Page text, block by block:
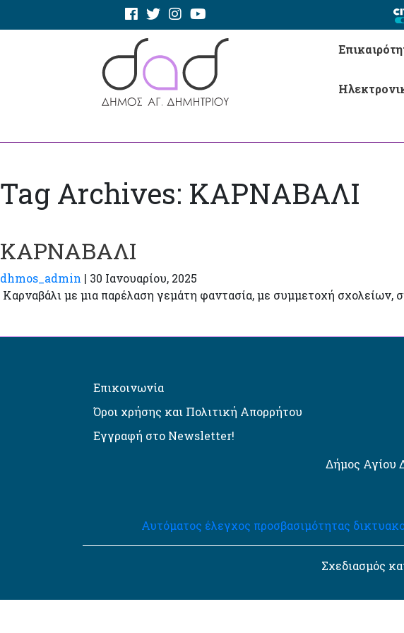
Tag Archives: ΚΑΡΝΑΒΑΛΙ
ΚΑΡΝΑΒΑΛΙ
dhmos_admin | 30 Ιανουαρίου, 2025
Καρναβάλι με μια παρέλαση γεμάτη φαντασία, με συμμετοχή σχολείων,
Επικοινωνία
Όροι χρήσης και Πολιτική Απορρήτου
Εγγραφή στο Newsletter!
Δήμος Αγίου
Αυτόματος έλεγχος προσβασιμότητας
Σχεδιασμός